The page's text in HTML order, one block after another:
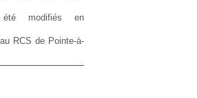
modifiés en
RCS de Pointe-à-